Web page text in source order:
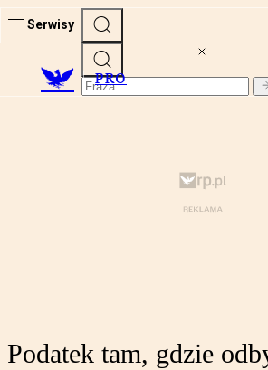
Serwisy
PRO
Podatek tam, gdzie